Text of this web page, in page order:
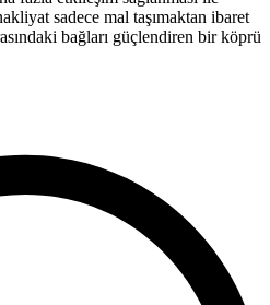
sadece mal taşımaktan ibaret
bağları güçlendiren bir köprü